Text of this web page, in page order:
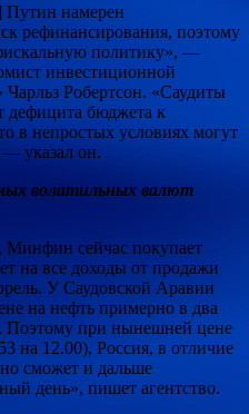
Путин намерен
рефинансирования, поэтому
политику», —
инвестиционной
Робертсон. «Саудиты
дефицита бюджета к
в непростых условиях могут
— указал он.
волатильных валют
Минфин сейчас покупает
на все доходы от продажи
У Саудовской Аравии
на нефть примерно в два
Поэтому при нынешней цене
на 12.00), Россия, в отличие
сможет и дальше
день», пишет агентство.